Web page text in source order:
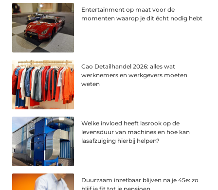
Entertainment op maat voor de
momenten waarop je dit écht nodig hebt
Cao Detailhandel 2026: alles wat
werknemers en werkgevers moeten
weten
Welke invloed heeft lasrook op de
levensduur van machines en hoe kan
lasafzuiging hierbij helpen?
Duurzaam inzetbaar blijven na je 45e: zo